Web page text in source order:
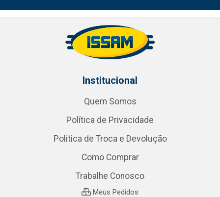
Institucional
Quem Somos
Política de Privacidade
Política de Troca e Devolução
Como Comprar
Trabalhe Conosco
Meus Pedidos